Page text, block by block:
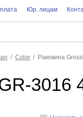
Юр. лицам
Color Раковина
3016